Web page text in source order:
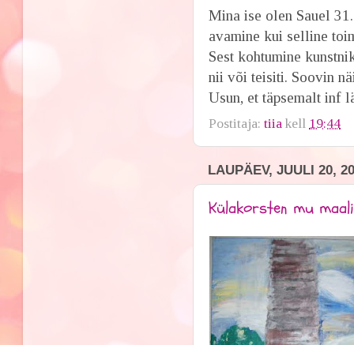
Mina ise olen Sauel
avamine kui selline
Sest kohtumine
nii või teisiti. Soovin
Usun, et täpsemalt inf
Postitaja:tiia kell 19:44
LAUPÄEV, JUULI 20,
Külakorsten mu